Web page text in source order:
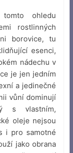
ohledu
rostlinných
borovice, tu
esenci,
nádechu v
je jen jedním
a jedinečné
vůní dominují
s vlastním,
oleje nejsou
i pro samotné
jako obrana